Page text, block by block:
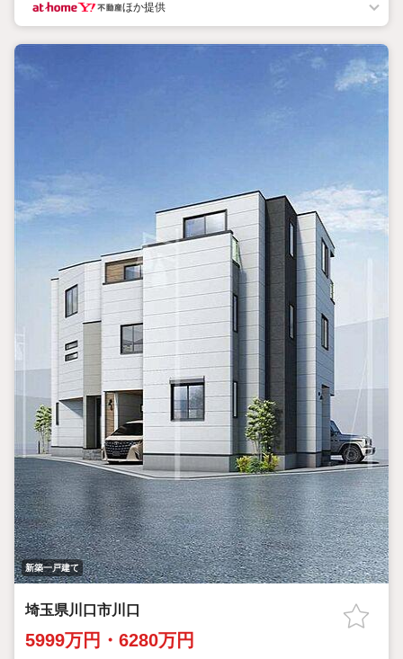
す。
◎現地のご案内について
・経験豊富なスタッフが物件詳細を丁寧にご説明いたします。
まずは家探しについて話を聞きたいという方も大歓迎です！
年間8000棟以上の限定物件を発表しているオープンハウスだから
出会える物件が多数ございます。
ぜひお気軽にご連絡・ご相談ください！
※限定物件:当社のみ、もしくは当社を含めた数社でのみご紹介可
能なオープンハウス・ディベロップメントの物件
ほか提供
新築一戸建て
埼玉県川口市川口
5999万円・6280万円